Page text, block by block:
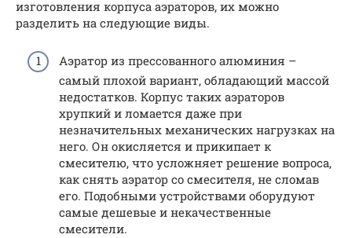
изготовления корпуса аэраторов, их можно
разделить на следующие виды.
Аэратор из прессованного алюминия –
самый плохой вариант, обладающий массой
недостатков. Корпус таких аэраторов
хрупкий и ломается даже при
незначительных механических нагрузках на
него. Он окисляется и прикипает к
смесителю, что усложняет решение вопроса,
как снять аэратор со смесителя, не сломав
его. Подобными устройствами оборудуют
самые дешевые и некачественные
смесители.